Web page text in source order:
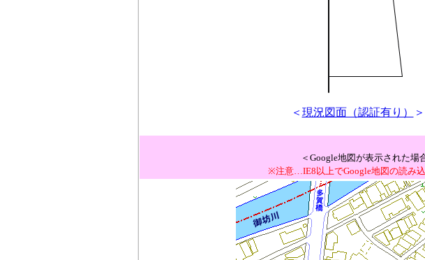
＜ 現況図面（認証有り） ＞
＜Google地図が表示された
※注意…IE8以上でGoogle地図の読み